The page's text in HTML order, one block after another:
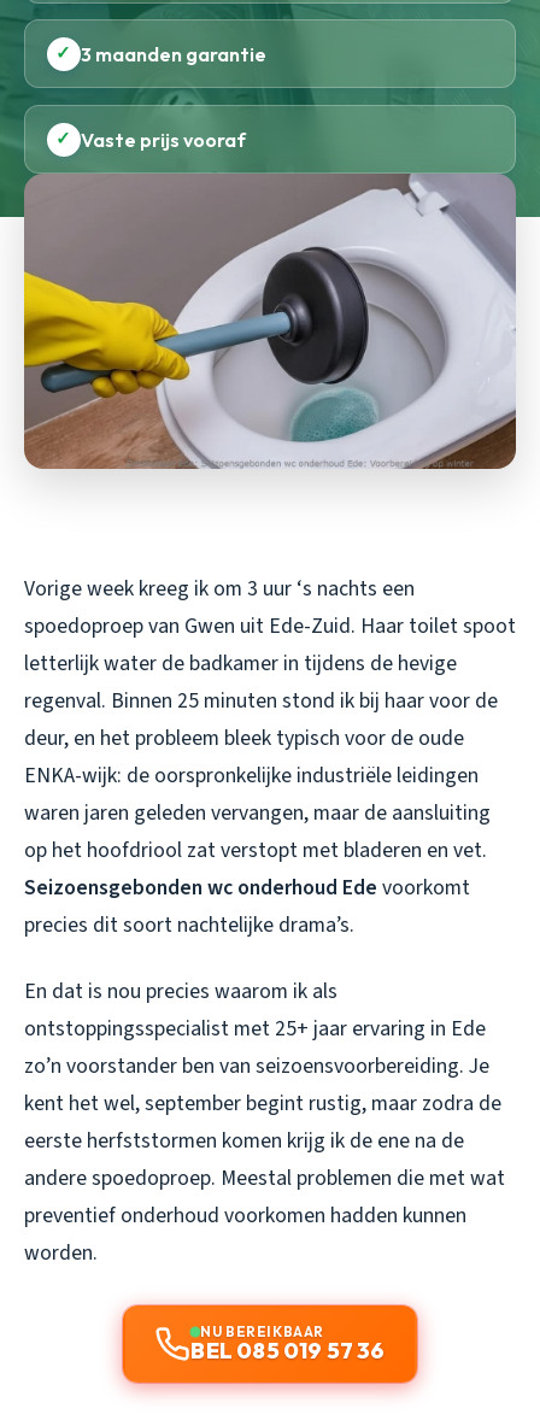
✓ 3 maanden garantie
✓ Vaste prijs vooraf
Vorige week kreeg ik om 3 uur ‘s nachts een
spoedoproep van Gwen uit Ede-Zuid. Haar toilet spoot
letterlijk water de badkamer in tijdens de hevige
regenval. Binnen 25 minuten stond ik bij haar voor de
deur, en het probleem bleek typisch voor de oude
ENKA-wijk: de oorspronkelijke industriële leidingen
waren jaren geleden vervangen, maar de aansluiting
op het hoofdriool zat verstopt met bladeren en vet.
Seizoensgebonden wc onderhoud Ede voorkomt
precies dit soort nachtelijke drama’s.
En dat is nou precies waarom ik als
ontstoppingsspecialist met 25+ jaar ervaring in Ede
zo’n voorstander ben van seizoensvoorbereiding. Je
kent het wel, september begint rustig, maar zodra de
eerste herfststormen komen krijg ik de ene na de
andere spoedoproep. Meestal problemen die met wat
preventief onderhoud voorkomen hadden kunnen
worden.
NU BEREIKBAAR
BEL 085 019 57 36